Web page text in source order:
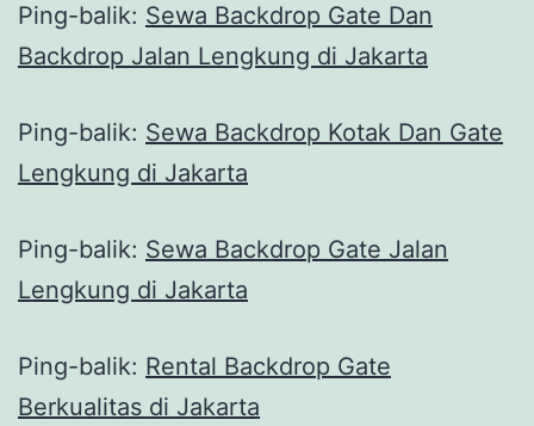
Ping-balik: Sewa Backdrop Gate Dan
Backdrop Jalan Lengkung di Jakarta
Ping-balik: Sewa Backdrop Kotak Dan Gate
Lengkung di Jakarta
Ping-balik: Sewa Backdrop Gate Jalan
Lengkung di Jakarta
Ping-balik: Rental Backdrop Gate
Berkualitas di Jakarta